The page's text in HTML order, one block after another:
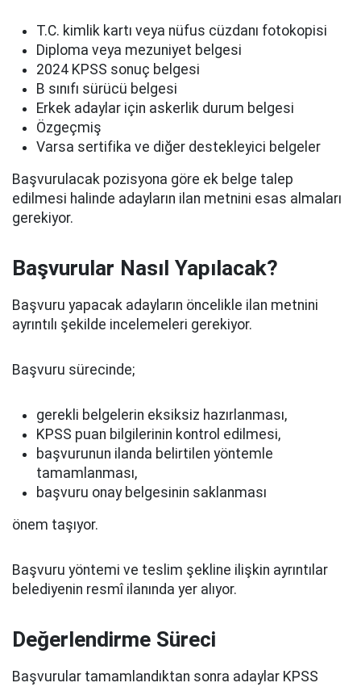
T.C. kimlik kartı veya nüfus cüzdanı fotokopisi
Diploma veya mezuniyet belgesi
2024 KPSS sonuç belgesi
B sınıfı sürücü belgesi
Erkek adaylar için askerlik durum belgesi
Özgeçmiş
Varsa sertifika ve diğer destekleyici belgeler
Başvurulacak pozisyona göre ek belge talep
edilmesi halinde adayların ilan metnini esas almaları
gerekiyor.
Başvurular Nasıl Yapılacak?
Başvuru yapacak adayların öncelikle ilan metnini
ayrıntılı şekilde incelemeleri gerekiyor.
Başvuru sürecinde;
gerekli belgelerin eksiksiz hazırlanması,
KPSS puan bilgilerinin kontrol edilmesi,
başvurunun ilanda belirtilen yöntemle
tamamlanması,
başvuru onay belgesinin saklanması
önem taşıyor.
Başvuru yöntemi ve teslim şekline ilişkin ayrıntılar
belediyenin resmî ilanında yer alıyor.
Değerlendirme Süreci
Başvurular tamamlandıktan sonra adaylar KPSS